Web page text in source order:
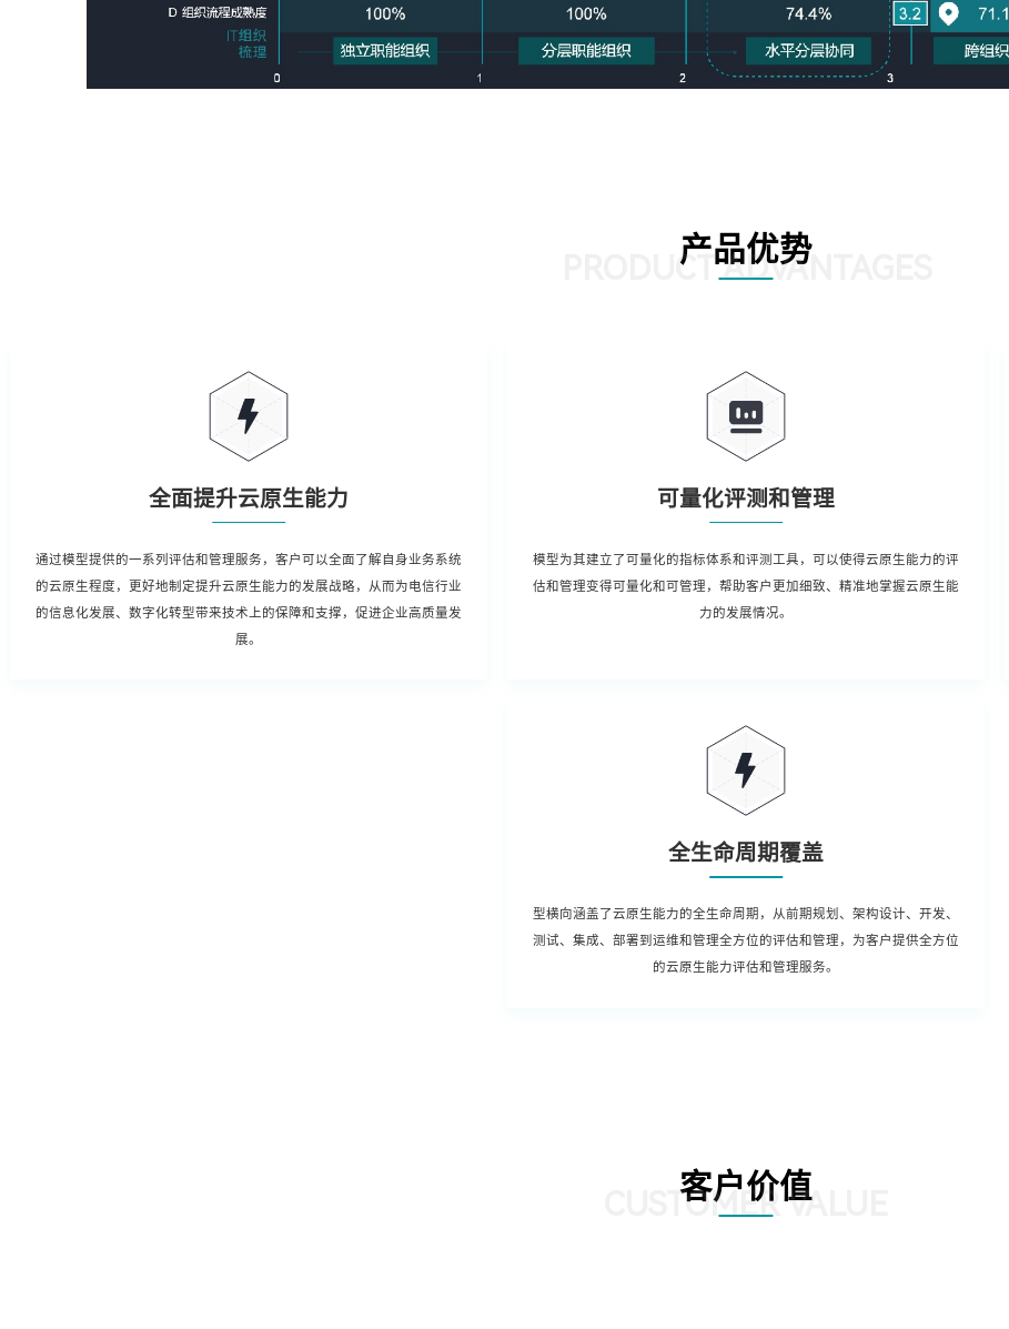
产品优势
PRODUCT ADVANTAGES
全面提升云原生能力
通过模型提供的一系列评估和管理服务，客户可以全面了解自身业务系统
的云原生程度，更好地制定提升云原生能力的发展战略，从而为电信行业
的信息化发展、数字化转型带来技术上的保障和支撑，促进企业高质量发
展。
可量化评测和管理
模型为其建立了可量化的指标体系和评测工具，可以使得云原生能力的评
估和管理变得可量化和可管理，帮助客户更加细致、精准地掌握云原生能
力的发展情况。
全生命周期覆盖
型横向涵盖了云原生能力的全生命周期，从前期规划、架构设计、开发、
测试、集成、部署到运维和管理全方位的评估和管理，为客户提供全方位
的云原生能力评估和管理服务。
客户价值
CUSTOMER VALUE